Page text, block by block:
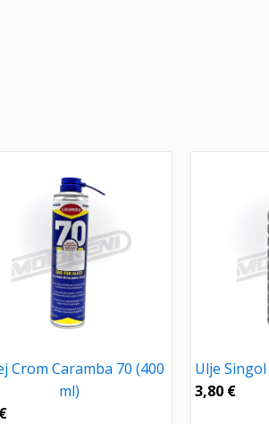
Crom Caramba 70 (400
ml)
€
Ulje Singol
3,80 €